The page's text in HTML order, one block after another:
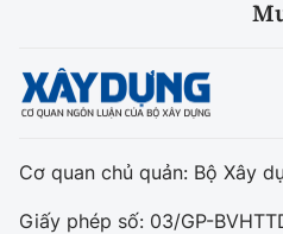
Cơ quan chủ quản: Bộ Xây
Giấy phép số: 03/GP-